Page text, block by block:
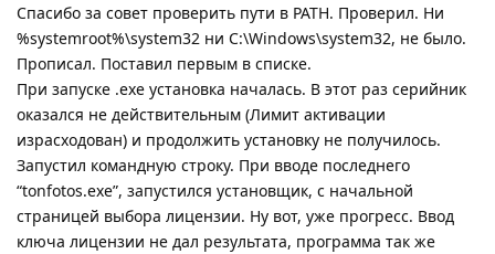
Спасибо за совет проверить пути в РАТН. Проверил. Ни
%systemroot%\system32 ни C:\Windows\system32, не было.
Прописал. Поставил первым в списке.
При запуске .exe установка началась. В этот раз серийник
оказался не действительным (Лимит активации
израсходован) и продолжить установку не получилось.
Запустил командную строку. При вводе последнего
“tonfotos.exe”, запустился установщик, с начальной
страницей выбора лицензии. Ну вот, уже прогресс. Ввод
ключа лицензии не дал результата, программа так же